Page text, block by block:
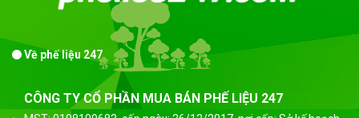
Về phế liệu 247
CÔNG TY CỔ PHẦN MUA BÁN PHẾ LIỆU 247